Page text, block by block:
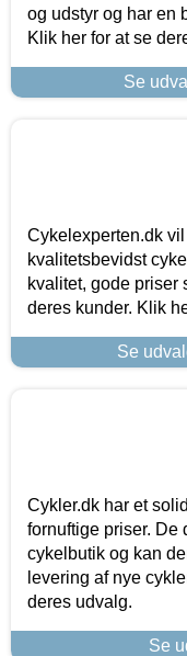
og udstyr og har en
Klik her for at se
Se
Cykelexperten.dk
kvalitetsbevidst
kvalitet, gode priser
deres kunder. Klik
Se
Cykler.dk har et
fornuftige priser. De
cykelbutik og kan
levering af nye
deres udvalg.
Se